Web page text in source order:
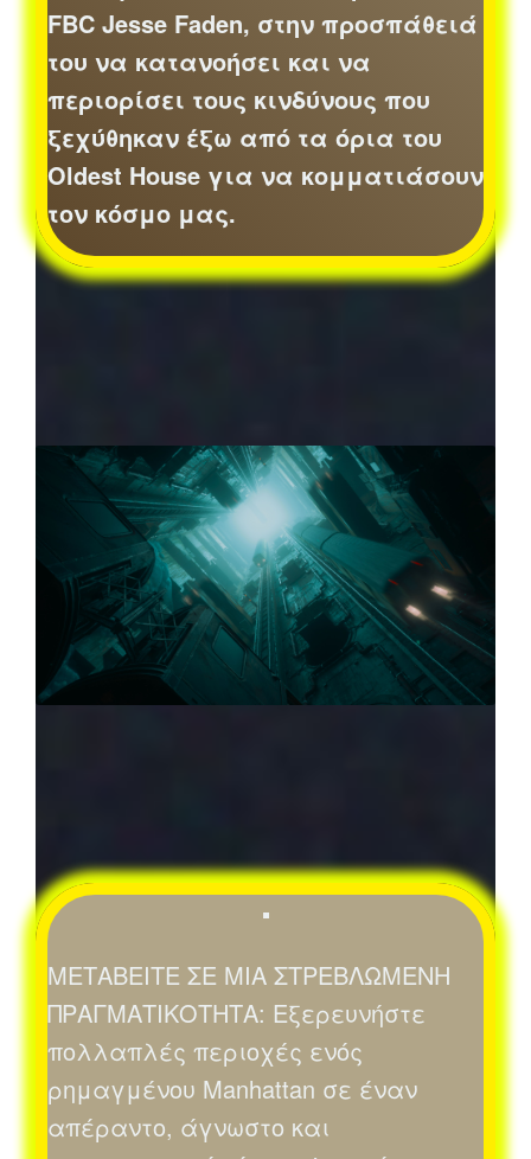
FBC Jesse Faden, στην προσπάθειά
του να κατανοήσει και να
περιορίσει τους κινδύνους που
ξεχύθηκαν έξω από τα όρια του
Oldest House για να κομματιάσουν
τον κόσμο μας.
▪
ΜΕΤΑΒΕΙΤΕ ΣΕ ΜΙΑ ΣΤΡΕΒΛΩΜΕΝΗ
ΠΡΑΓΜΑΤΙΚΟΤΗΤΑ: Εξερευνήστε
πολλαπλές περιοχές ενός
ρημαγμένου Manhattan σε έναν
απέραντο, άγνωστο και